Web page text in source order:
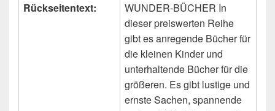
Rückseitentext:
WUNDER-BÜCHER In
dieser preiswerten Reihe
gibt es anregende Bücher für
die kleinen Kinder und
unterhaltende Bücher für die
größeren. Es gibt lustige und
ernste Sachen, spannende